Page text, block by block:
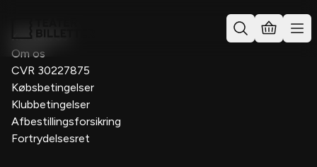
Kontakt os
Om os
CVR 30227875
Købsbetingelser
Klubbetingelser
Afbestillingsforsikring
Fortrydelsesret